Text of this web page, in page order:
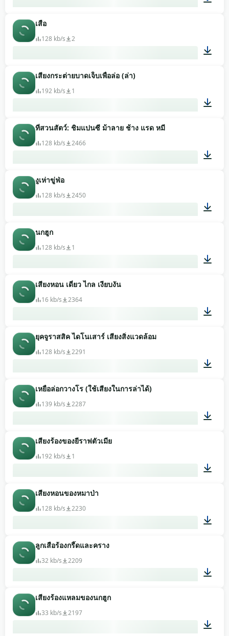
เสือ
128 kb/s 2
เสียงกระต่ายบาดเจ็บเพื่อล่อ (ล่า)
192 kb/s 1
ที่สวนสัตว์: ชิมแปนซี ม้าลาย ช้าง แรด หมี
128 kb/s 2466
งูเห่าขู่ฟ่อ
128 kb/s 2450
นกฮูก
128 kb/s 1
เสียงหอน เดี่ยว ไกล เงียบงัน
16 kb/s 2364
ยุคจูราสสิค ไดโนเสาร์ เสียงสิ่งแวดล้อม
128 kb/s 2291
เหยื่อล่อกวางโร (ใช้เสียงในการล่าได้)
139 kb/s 2287
เสียงร้องของยีราฟตัวเมีย
192 kb/s 1
เสียงหอนของหมาป่า
128 kb/s 2230
ลูกเสือร้องกรี๊ดและคราง
32 kb/s 2209
เสียงร้องแหลมของนกฮูก
33 kb/s 2197